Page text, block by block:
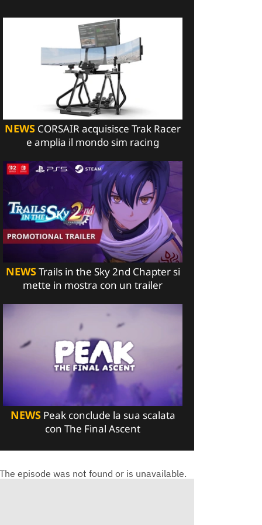
NEWS CORSAIR acquisisce Trak Racer
e amplia il mondo sim racing
NEWSTrails in the Sky 2nd Chapter si
mette in mostra con un trailer
NEWSPeak conclude la sua scalata
con The Final Ascent